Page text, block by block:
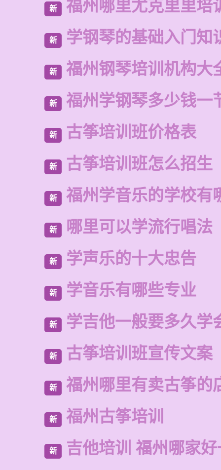
新 福州哪里尤克里里培
新 学钢琴的基础入门知
新 福州钢琴培训机构大
新 福州学钢琴多少钱一
新 古筝培训班价格表
新 古筝培训班怎么招生
新 福州学音乐的学校有
新 哪里可以学流行唱法
新 学声乐的十大忠告
新 学音乐有哪些专业
新 学吉他一般要多久学
新 古筝培训班宣传文案
新 福州哪里有卖古筝的
新 福州古筝培训
新 吉他培训 福州哪家